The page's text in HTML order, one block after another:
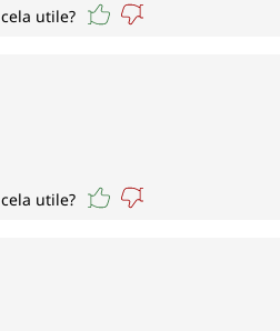
utile?
utile?